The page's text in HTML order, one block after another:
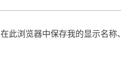
在此浏览器中保存我的显示名